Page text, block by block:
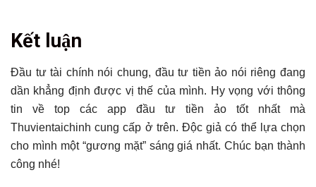
Kết luận
Đầu tư tài chính nói chung, đầu tư tiền ảo nói riêng đang
dần khẳng định được vị thế của mình. Hy vọng với thông
tin về top các app đầu tư tiền ảo tốt nhất mà
Thuvientaichinh cung cấp ở trên. Độc giả có thể lựa chọn
cho mình một “gương mặt” sáng giá nhất. Chúc bạn thành
công nhé!